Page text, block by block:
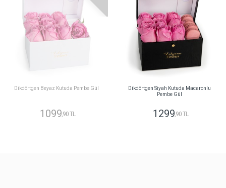
Dikdörtgen Beyaz Kutuda Pembe Gül
1099,90 TL
Dikdörtgen Siyah Kutuda Macaronlu
Pembe Gül
1299,90 TL